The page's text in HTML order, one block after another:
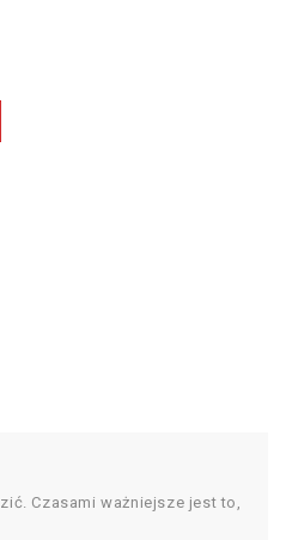
Czasami ważniejsze jest to,